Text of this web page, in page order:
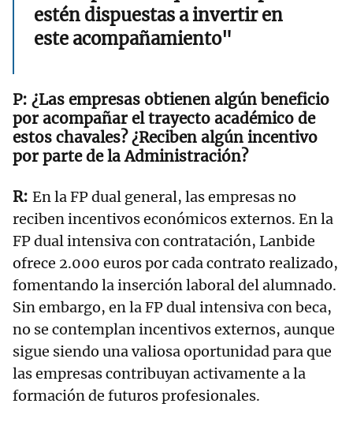
estén dispuestas a invertir en
este acompañamiento"
¿Las empresas obtienen algún beneficio
por acompañar el trayecto académico de
estos chavales? ¿Reciben algún incentivo
por parte de la Administración?
En la FP dual general, las empresas no
reciben incentivos económicos externos. En la
FP dual intensiva con contratación, Lanbide
ofrece 2.000 euros por cada contrato realizado,
fomentando la inserción laboral del alumnado.
Sin embargo, en la FP dual intensiva con beca,
no se contemplan incentivos externos, aunque
sigue siendo una valiosa oportunidad para que
las empresas contribuyan activamente a la
formación de futuros profesionales.